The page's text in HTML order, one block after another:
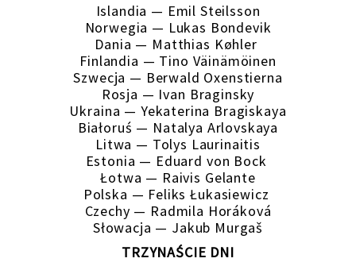
Islandia — Emil Steilsson
Norwegia — Lukas Bondevik
Dania — Matthias Køhler
Finlandia — Tino Väinämöinen
Szwecja — Berwald Oxenstierna
Rosja — Ivan Braginsky
Ukraina — Yekaterina Bragiskaya
Białoruś — Natalya Arlovskaya
Litwa — Tolys Laurinaitis
Estonia — Eduard von Bock
Łotwa — Raivis Gelante
Polska — Feliks Łukasiewicz
Czechy — Radmila Horáková
Słowacja — Jakub Murgaš
TRZYNAŚCIE DNI